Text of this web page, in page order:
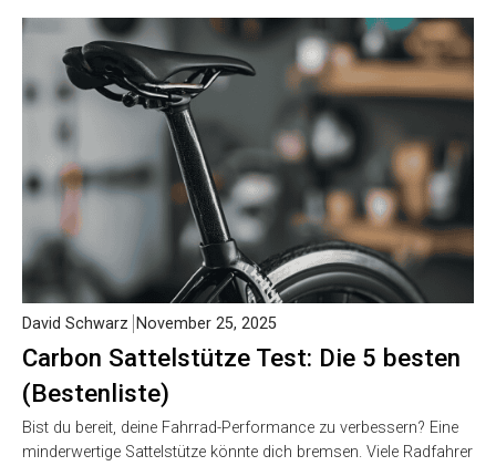
Carbon Sattelstütze Test: Die 5 besten
(Bestenliste)
David Schwarz November 25, 2025
Bist du bereit, deine Fahrrad-Performance zu verbessern? Eine
minderwertige Sattelstütze könnte dich bremsen. Viele Radfahrer